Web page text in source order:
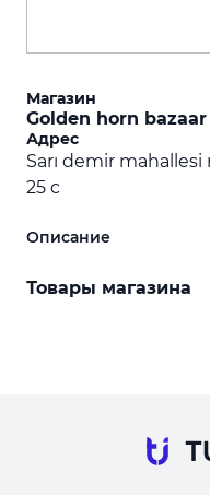
Магазин
Golden horn bazaar
Адрес
Sarı demir
25 c
Описание
Товары магазина